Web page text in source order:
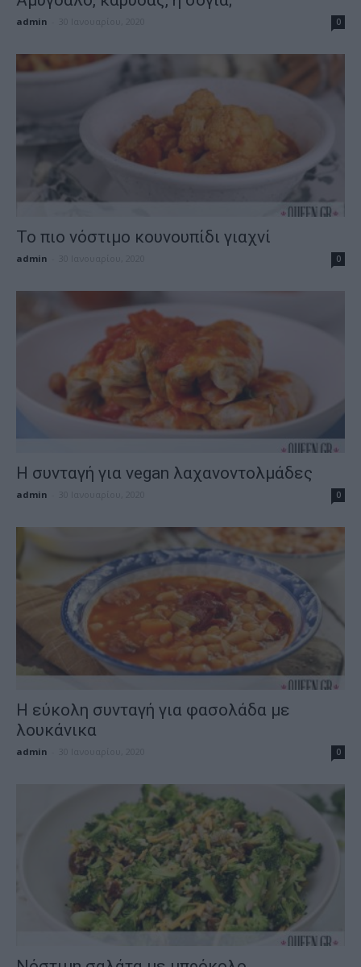
admin 0
Το πιο νόστιμο κουνουπίδι γιαχνί
admin 0
Η συνταγή για vegan λαχανοντολμάδες
admin 0
Η εύκολη συνταγή για φασολάδα με
λουκάνικα
admin 0